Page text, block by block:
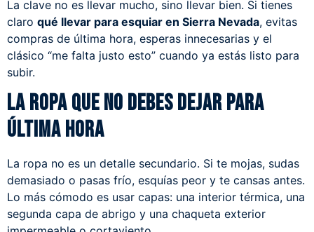
La clave no es llevar mucho, sino llevar bien. Si tienes
claro qué llevar para esquiar en Sierra Nevada, evitas
compras de última hora, esperas innecesarias y el
clásico “me falta justo esto” cuando ya estás listo para
subir.
La ropa que no debes dejar para
última hora
La ropa no es un detalle secundario. Si te mojas, sudas
demasiado o pasas frío, esquías peor y te cansas antes.
Lo más cómodo es usar capas: una interior térmica, una
segunda capa de abrigo y una chaqueta exterior